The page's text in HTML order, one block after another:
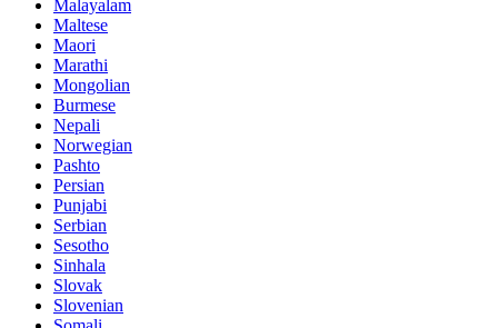
Malayalam
Maltese
Maori
Marathi
Mongolian
Burmese
Nepali
Norwegian
Pashto
Persian
Punjabi
Serbian
Sesotho
Sinhala
Slovak
Slovenian